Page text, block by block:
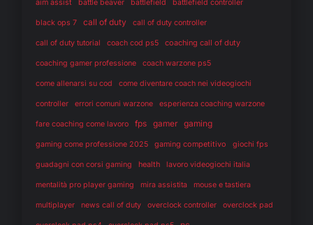
aim assist battle beaver battlefield battlefield controller
black ops 7 call of duty call of duty controller
call of duty tutorial coach cod ps5 coaching call of duty
coaching gamer professione coach warzone ps5
come allenarsi su cod come diventare coach nei videogiochi
controller errori comuni warzone esperienza coaching warzone
fare coaching come lavoro fps gamer gaming
gaming come professione 2025 gaming competitivo giochi fps
guadagni con corsi gaming health lavoro videogiochi italia
mentalità pro player gaming mira assistita mouse e tastiera
multiplayer news call of duty overclock controller overclock pad